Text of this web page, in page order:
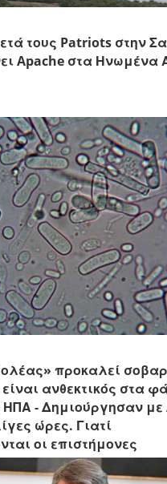
τους Patriots στην
Apache στα Ηνωμένα
προκαλεί
ανθεκτικός στα
ΗΠΑ - Δημιούργησαν με
ώρες. Γιατί
οι επιστήμονες